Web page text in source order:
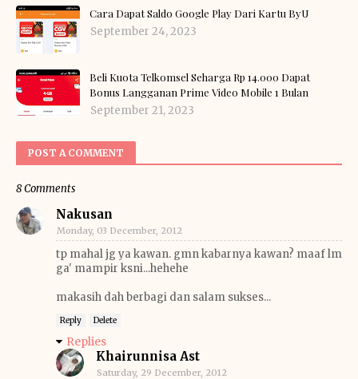
Cara Dapat Saldo Google Play Dari Kartu ByU
September 24, 2023
Beli Kuota Telkomsel Seharga Rp 14.000 Dapat
Bonus Langganan Prime Video Mobile 1 Bulan
September 21, 2023
POST A COMMENT
8 Comments
Nakusan
Monday, 03 December, 2012
tp mahal jg ya kawan. gmn kabarnya kawan? maaf lm
ga' mampir ksni...hehehe
makasih dah berbagi dan salam sukses...
Reply Delete
Replies
Khairunnisa Ast
Saturday, 29 December, 2012